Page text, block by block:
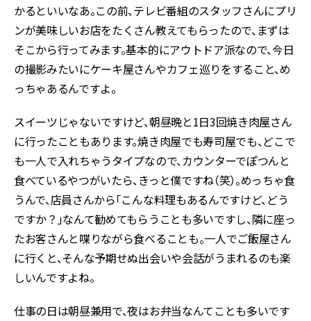
かるといいなあ。この前、テレビ番組のスタッフさんにプリ
ンが美味しいお店をたくさん教えてもらったので、まずは
そこから行ってみます。基本的にアウトドア派なので、今日
の撮影みたいにケーキ屋さんやカフェ巡りをすること、め
っちゃあるんですよ。
スイーツじゃないですけど、朝昼晩と1日3回焼き肉屋さん
に行ったこともあります。焼き肉屋でも寿司屋でも、どこで
も一人で入れちゃうタイプなので、カウンターでぽつんと
食べているやつがいたら、きっと僕ですね（笑）。めっちゃ食
うんで、店員さんから「こんな料理もあるんですけど、どう
ですか？」なんて勧めてもらうことも多いですし、隣に座っ
たお客さんと喋りながら食べることも。一人でご飯屋さん
に行くと、そんな予期せぬ出会いや会話がうまれるのも楽
しいんですよね。
仕事の日は朝昼兼用で、夜はお弁当なんてことも多いです